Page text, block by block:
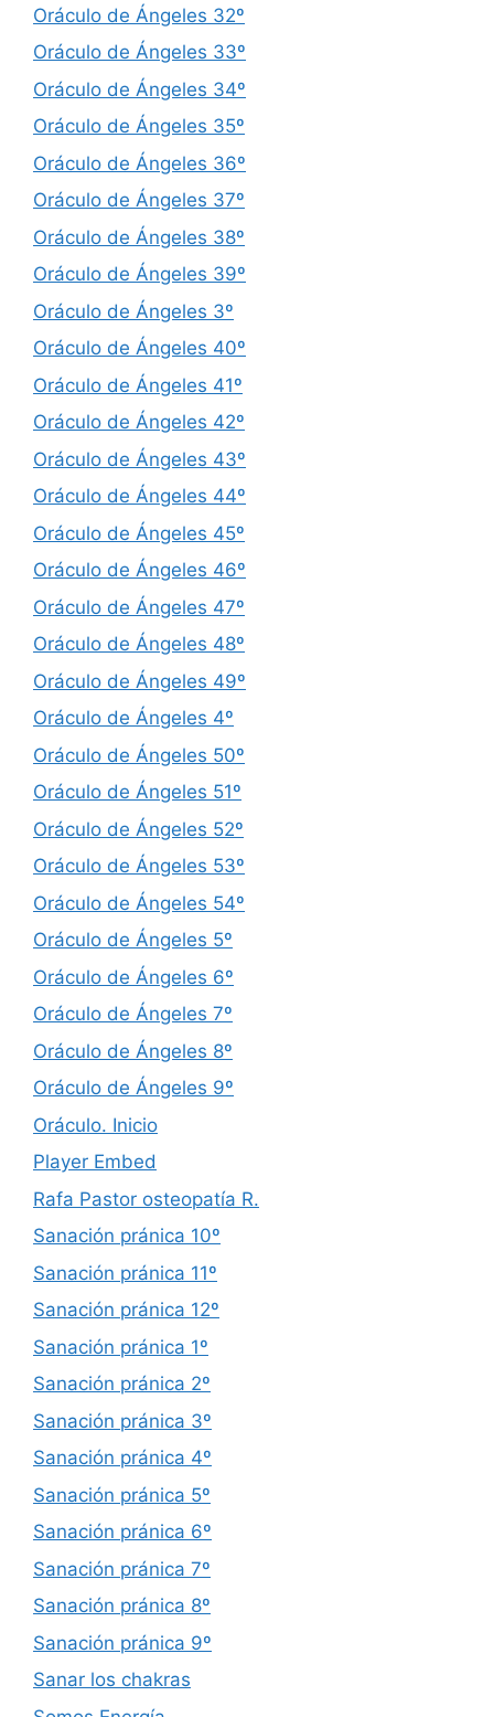
Oráculo de Ángeles 32º
Oráculo de Ángeles 33º
Oráculo de Ángeles 34º
Oráculo de Ángeles 35º
Oráculo de Ángeles 36º
Oráculo de Ángeles 37º
Oráculo de Ángeles 38º
Oráculo de Ángeles 39º
Oráculo de Ángeles 3º
Oráculo de Ángeles 40º
Oráculo de Ángeles 41º
Oráculo de Ángeles 42º
Oráculo de Ángeles 43º
Oráculo de Ángeles 44º
Oráculo de Ángeles 45º
Oráculo de Ángeles 46º
Oráculo de Ángeles 47º
Oráculo de Ángeles 48º
Oráculo de Ángeles 49º
Oráculo de Ángeles 4º
Oráculo de Ángeles 50º
Oráculo de Ángeles 51º
Oráculo de Ángeles 52º
Oráculo de Ángeles 53º
Oráculo de Ángeles 54º
Oráculo de Ángeles 5º
Oráculo de Ángeles 6º
Oráculo de Ángeles 7º
Oráculo de Ángeles 8º
Oráculo de Ángeles 9º
Oráculo. Inicio
Player Embed
Rafa Pastor osteopatía R.
Sanación pránica 10º
Sanación pránica 11º
Sanación pránica 12º
Sanación pránica 1º
Sanación pránica 2º
Sanación pránica 3º
Sanación pránica 4º
Sanación pránica 5º
Sanación pránica 6º
Sanación pránica 7º
Sanación pránica 8º
Sanación pránica 9º
Sanar los chakras